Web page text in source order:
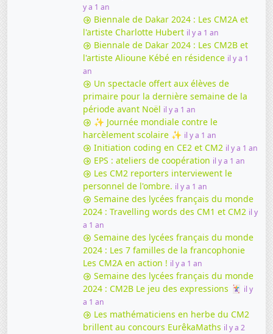
y a 1 an
Biennale de Dakar 2024 : Les CM2A et
l'artiste Charlotte Hubert il y a 1 an
Biennale de Dakar 2024 : Les CM2B et
l'artiste Alioune Kébé en résidence il y a 1
an
Un spectacle offert aux élèves de
primaire pour la dernière semaine de la
période avant Noël il y a 1 an
✨ Journée mondiale contre le
harcèlement scolaire ✨ il y a 1 an
Initiation coding en CE2 et CM2 il y a 1 an
EPS : ateliers de coopération il y a 1 an
Les CM2 reporters interviewent le
personnel de l'ombre. il y a 1 an
Semaine des lycées français du monde
2024 : Travelling words des CM1 et CM2 il y
a 1 an
Semaine des lycées français du monde
2024 : Les 7 familles de la francophonie
Les CM2A en action ! il y a 1 an
Semaine des lycées français du monde
2024 : CM2B Le jeu des expressions 🃏 il y
a 1 an
Les mathématiciens en herbe du CM2
brillent au concours EurêkaMaths il y a 2